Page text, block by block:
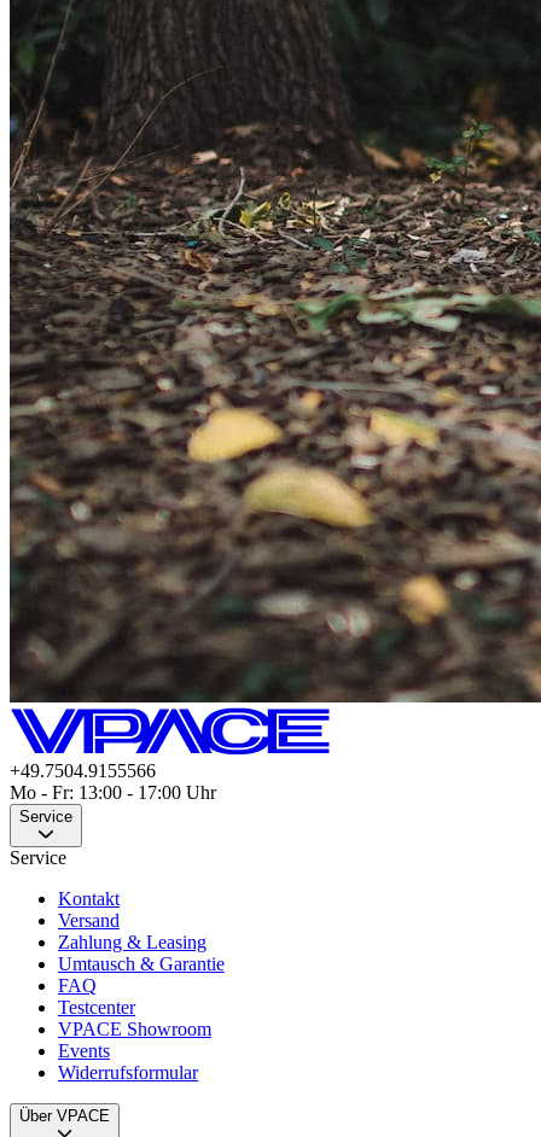
+49.7504.9155566
Mo - Fr: 13:00 - 17:00 Uhr
Service
Service
Kontakt
Versand
Zahlung & Leasing
Umtausch & Garantie
FAQ
Testcenter
VPACE Showroom
Events
Widerrufsformular
Über VPACE